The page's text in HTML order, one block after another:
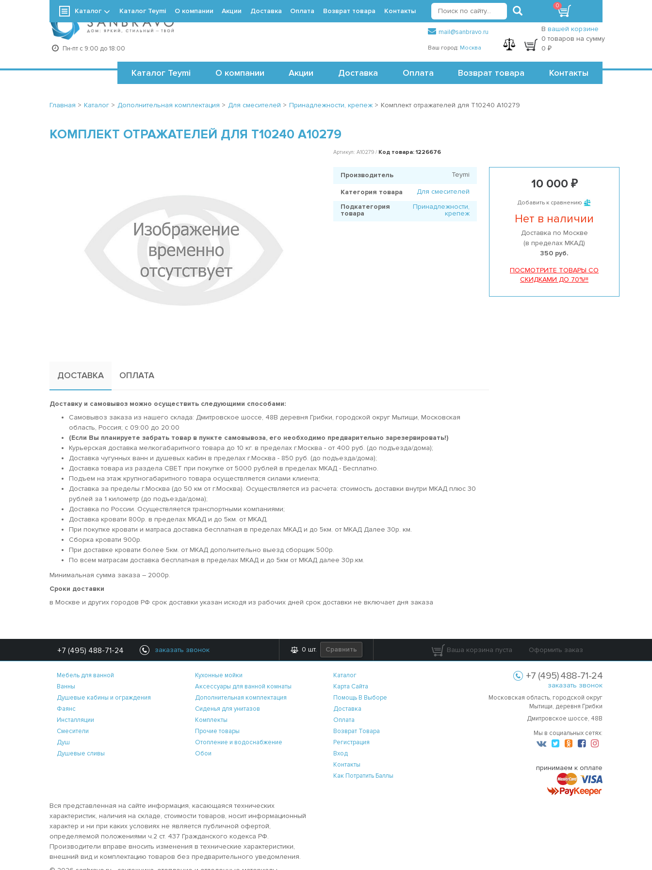
Пн-пт с 9:00 до 18:00
+7 (495) 488-71-24 Точки самовывоза
mail@sanbravo.ru
Ваш город: Москва
регистрация
В вашей корзине
0 товаров на сумму
0 ₽
Каталог Teymi О компании Акции Доставка Оплата Возврат товара Контакты
Каталог Каталог Teymi О компании Акции Доставка Оплата Возврат товара Контакты
0
Главная > Каталог > Дополнительная комплектация > Для смесителей > Принадлежности, крепеж > Комплект отражателей для T10240 A10279
КОМПЛЕКТ ОТРАЖАТЕЛЕЙ ДЛЯ T10240 A10279
Артикул: A10279 / Код товара: 1226676
10 000 ₽
Добавить к сравнению
Нет в наличии
Доставка по Москве
(в пределах МКАД)
350 руб.
ПОСМОТРИТЕ ТОВАРЫ СО
СКИДКАМИ ДО 70%!!!
Производитель Teymi
Категория товара
Для смесителей
Подкатегория
товара
Принадлежности,
крепеж
ДОСТАВКА ОПЛАТА
Доставку и самовывоз можно осуществить следующими способами:
Самовывоз заказа из нашего склада: Дмитровское шоссе, 48В деревня Грибки, городской округ Мытищи, Московская
область, Россия; c 09:00 до 20:00
(Если Вы планируете забрать товар в пункте самовывоза, его необходимо предварительно зарезервировать!)
Курьерская доставка мелкогабаритного товара до 10 кг. в пределах г.Москва - от 400 руб. (до подъезда/дома);
Доставка чугунных ванн и душевых кабин в пределах г.Москва - 850 руб. (до подъезда/дома);
Доставка товара из раздела СВЕТ при покупке от 5000 рублей в пределах МКАД - Бесплатно.
Подъем на этаж крупногабаритного товара осуществляется силами клиента;
Доставка за пределы г.Москва (до 50 км от г.Москва). Осуществляется из расчета: стоимость доставки внутри МКАД плюс 30
рублей за 1 километр (до подъезда/дома);
Доставка по России. Осуществляется транспортными компаниями;
Доставка кровати 800р. в пределах МКАД и до 5км. от МКАД.
При покупке кровати и матраса доставка бесплатная в пределах МКАД и до 5км. от МКАД Далее 30р. км.
Сборка кровати 900р.
При доставке кровати более 5км. от МКАД дополнительно выезд сборщик 500р.
По всем матрасам доставка бесплатная в пределах МКАД и до 5км от МКАД далее 30р.км.
Минимальная сумма заказа – 2000р.
Сроки доставки
в Москве и других городов РФ срок доставки указан исходя из рабочих дней срок доставки не включает дня заказа
+7 (495) 488-71-24 заказать звонок 0 шт. Сравнить Ваша корзина пуста Оформить заказ
Мебель для ванной
Ванны
Душевые кабины и ограждения
Фаянс
Инсталляции
Смесители
Душ
Душевые сливы
Кухонные мойки
Аксессуары для ванной комнаты
Дополнительная комплектация
Сиденья для унитазов
Комплекты
Прочие товары
Отопление и водоснабжение
Обои
Каталог
Карта Сайта
Помощь В Выборе
Доставка
Оплата
Возврат Товара
Регистрация
Вход
Контакты
Как Потратить Баллы
+7 (495) 488-71-24
заказать звонок
Московская область, городской округ
Мытищи, деревня Грибки
Дмитровское шоссе, 48В
Мы в социальных сетях:
принимаем к оплате
Вся представленная на сайте информация, касающаяся технических
характеристик, наличия на складе, стоимости товаров, носит информационный
характер и ни при каких условиях не является публичной офертой,
определяемой положениями ч.2 ст. 437 Гражданского кодекса РФ.
Производители вправе вносить изменения в технические характеристики,
внешний вид и комплектацию товаров без предварительного уведомления.